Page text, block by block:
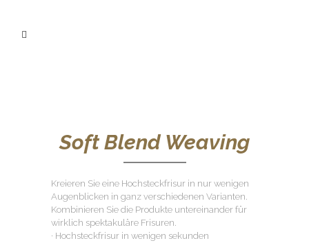
Soft Blend Weaving
Kreieren Sie eine Hochsteckfrisur in nur wenigen
Augenblicken in ganz verschiedenen Varianten.
Kombinieren Sie die Produkte untereinander für
wirklich spektakuläre Frisuren.
· Hochsteckfrisur in wenigen sekunden